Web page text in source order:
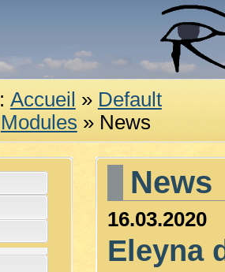
Accueil » Default
Modules » News
News
16.03.2020
Eleyna